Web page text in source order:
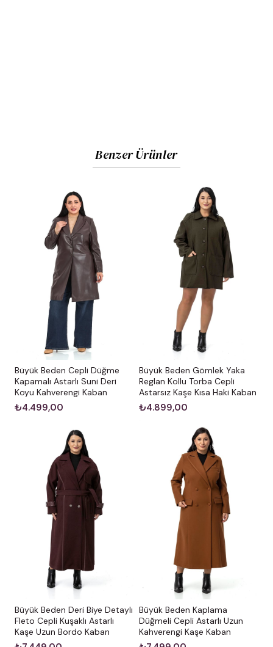
Benzer Ürünler
Büyük Beden Cepli Düğme
Kapamalı Astarlı Suni Deri
Koyu Kahverengi Kaban
₺4.499,00
Büyük Beden Gömlek Yaka
Reglan Kollu Torba Cepli
Astarsız Kaşe Kısa Haki Kaban
₺4.899,00
Büyük Beden Deri Biye Detaylı
Fleto Cepli Kuşaklı Astarlı
Kaşe Uzun Bordo Kaban
Büyük Beden Kaplama
Düğmeli Cepli Astarlı Uzun
Kahverengi Kaşe Kaban